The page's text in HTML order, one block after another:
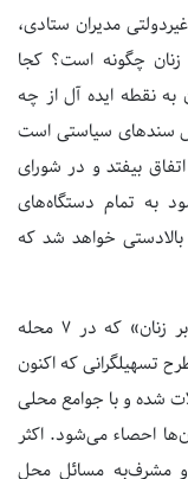
مدیران ستادی،
چگونه است؟ کجا
نقطه ایده آل از چه
سندهای سیاستی است
بیفتد و در شورای
به تمام دستگاه‌های
خواهد شد که
طرح «ارتقای تاب‌آوری جوامع محلی با تأکید بر زنان» که در 7 محله
تسهیلگرانی که اکنون
شده و با جوامع محلی
احصاء می‌شود. اکثر
و مشرف‌به مسائل محل